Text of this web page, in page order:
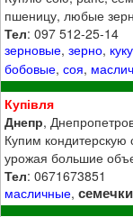
пшеницу, любые
Тел: 097 512-25-14
зерновые,зерно,
бобовые,соя,
Купівля
Днепр,
Купим кондитерскую
урожая большие
Тел: 0671673851
масличные,семечки